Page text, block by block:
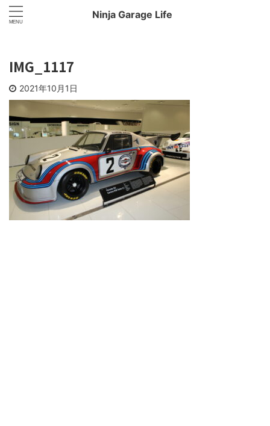
Ninja Garage Life
IMG_1117
2021年10月1日